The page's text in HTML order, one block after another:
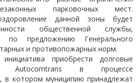
парковочных мест.
данной зоны будет
общественной службы,
по предложению Генерального
и противопожарных норм.
приобрести долговые
Autocomtrans в процессе
в котором муниципию принадлежат